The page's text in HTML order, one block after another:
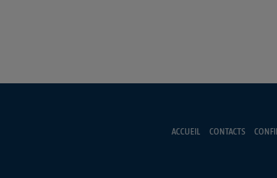
ACCUEIL CONTACTS